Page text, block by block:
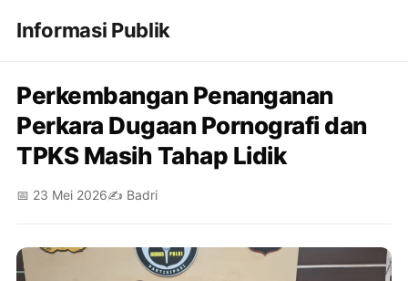
Informasi Publik
Perkembangan Penanganan
Perkara Dugaan Pornografi dan
TPKS Masih Tahap Lidik
📅 23 Mei 2026✍️ Badri